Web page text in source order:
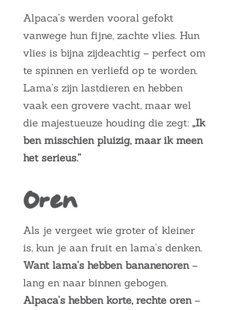
Alpaca’s werden vooral gefokt
vanwege hun fijne, zachte vlies. Hun
vlies is bijna zijdeachtig – perfect om
te spinnen en verliefd op te worden.
Lama’s zijn lastdieren en hebben
vaak een grovere vacht, maar wel
die majestueuze houding die zegt: „Ik
ben misschien pluizig, maar ik meen
het serieus.”
Oren
Als je vergeet wie groter of kleiner
is, kun je aan fruit en lama’s denken.
Want lama’s hebben bananenoren–
lang en naar binnen gebogen.
Alpaca’s hebben korte, rechte oren–